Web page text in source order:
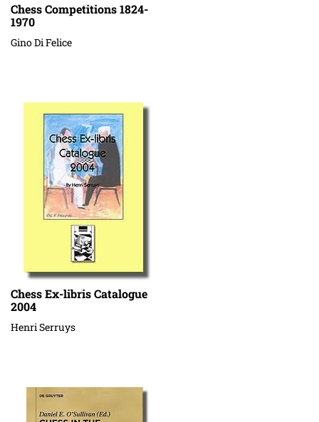
Chess Competitions 1824-
1970
Gino Di Felice
Chess Ex-libris Catalogue
2004
Henri Serruys